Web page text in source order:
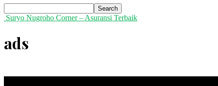
Suryo Nugroho Corner – Asuransi Terbaik
ads